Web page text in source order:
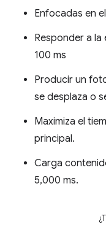
Enfocadas en
Responder a
100 ms
Producir un
se desplaza o
Maximiza el
principal.
Carga
5,000 ms.